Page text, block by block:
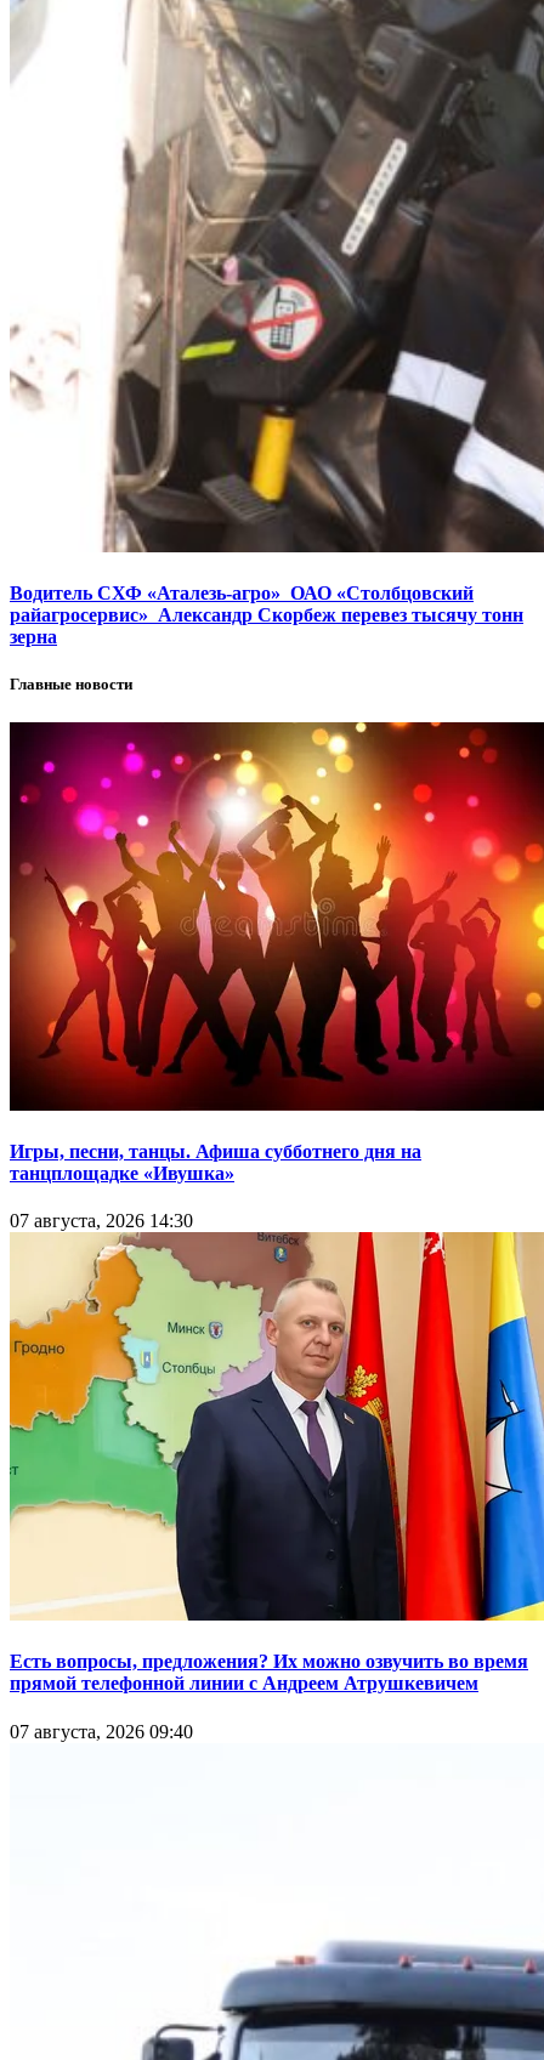
Водитель СХФ «Аталезь-агро» ОАО «Столбцовский
райагросервис» Александр Скорбеж перевез тысячу тонн
зерна
Главные новости
Игры, песни, танцы. Афиша субботнего дня на
танцплощадке «Ивушка»
07 августа, 2026 14:30
Есть вопросы, предложения? Их можно озвучить во время
прямой телефонной линии с Андреем Атрушкевичем
07 августа, 2026 09:40